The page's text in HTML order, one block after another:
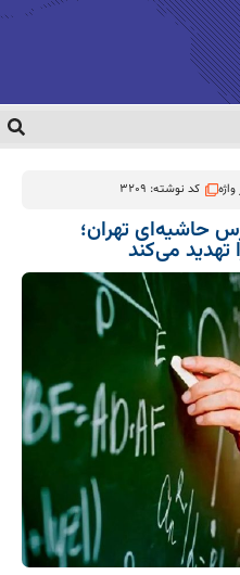
کد نوشته: 3209
حاشیه‌ای تهران؛
تهدید می‌کند